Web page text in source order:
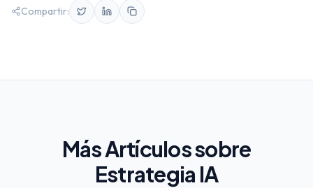
Compartir:
Más Artículos sobre
Estrategia IA